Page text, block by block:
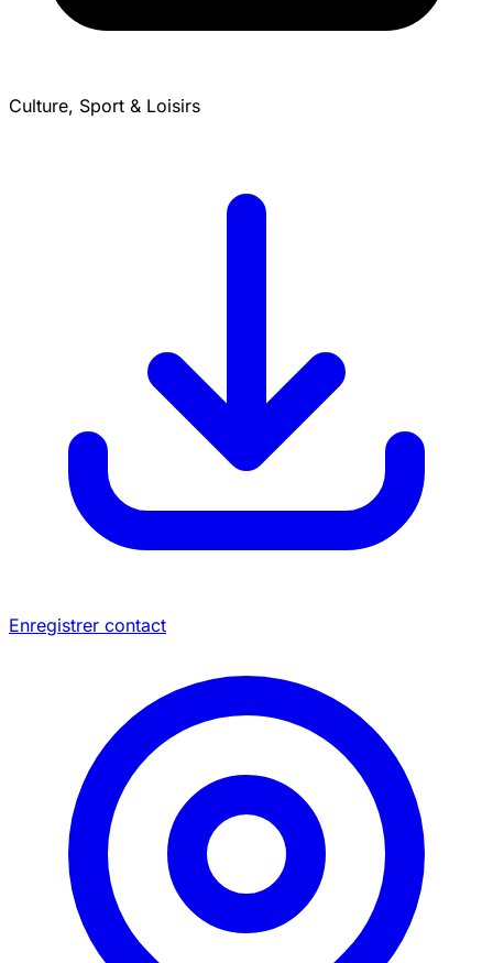
Culture, Sport & Loisirs
Enregistrer contact